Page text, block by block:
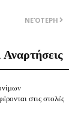
ΝΕΌΤΕΡΗ
στις στολές